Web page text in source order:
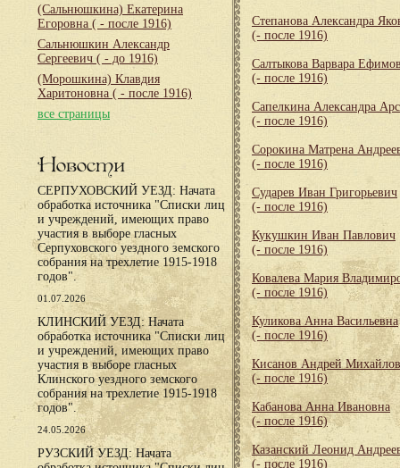
(Сальнюшкина) Екатерина
Егоровна ( - после 1916)
Сальнюшкин Александр
Сергеевич ( - до 1916)
(Морошкина) Клавдия
Харитоновна ( - после 1916)
все страницы
Новости
СЕРПУХОВСКИЙ УЕЗД: Начата
обработка источника "Списки лиц
и учреждений, имеющих право
участия в выборе гласных
Серпуховского уездного земского
собрания на трехлетие 1915-1918
годов".
01.07.2026
КЛИНСКИЙ УЕЗД: Начата
обработка источника "Списки лиц
и учреждений, имеющих право
участия в выборе гласных
Клинского уездного земского
собрания на трехлетие 1915-1918
годов".
24.05.2026
РУЗСКИЙ УЕЗД: Начата
Степанова Александра
(- после 1916)
Салтыкова Варвара
(- после 1916)
Сапелкина Александра
(- после 1916)
Сорокина Матрена
(- после 1916)
Сударев Иван Григорьевич
(- после 1916)
Кукушкин Иван Павлович
(- после 1916)
Ковалева Мария
(- после 1916)
Куликова Анна Васильевна
(- после 1916)
Кисанов Андрей
(- после 1916)
Кабанова Анна Ивановна
(- после 1916)
Казанский Леонид
(- после 1916)